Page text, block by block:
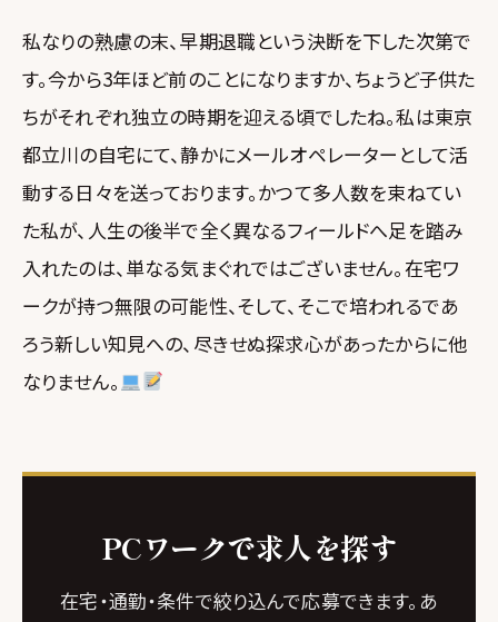
私なりの熟慮の末、早期退職という決断を下した次第で
す。今から3年ほど前のことになりますか、ちょうど子供た
ちがそれぞれ独立の時期を迎える頃でしたね。私は東京
都立川の自宅にて、静かにメールオペレーターとして活
動する日々を送っております。かつて多人数を束ねてい
た私が、人生の後半で全く異なるフィールドへ足を踏み
入れたのは、単なる気まぐれではございません。在宅ワ
ークが持つ無限の可能性、そして、そこで培われるであ
ろう新しい知見への、尽きせぬ探求心があったからに他
なりません。
PCワークで求人を探す
在宅・通勤・条件で絞り込んで応募できます。あ